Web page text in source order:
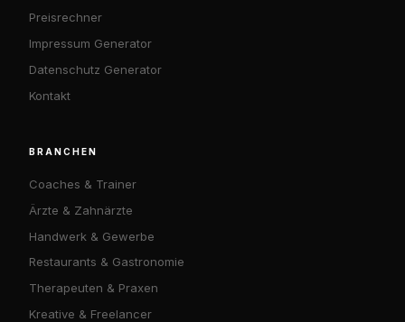
Preisrechner
Impressum Generator
Datenschutz Generator
Kontakt
BRANCHEN
Coaches & Trainer
Ärzte & Zahnärzte
Handwerk & Gewerbe
Restaurants & Gastronomie
Therapeuten & Praxen
Kreative & Freelancer